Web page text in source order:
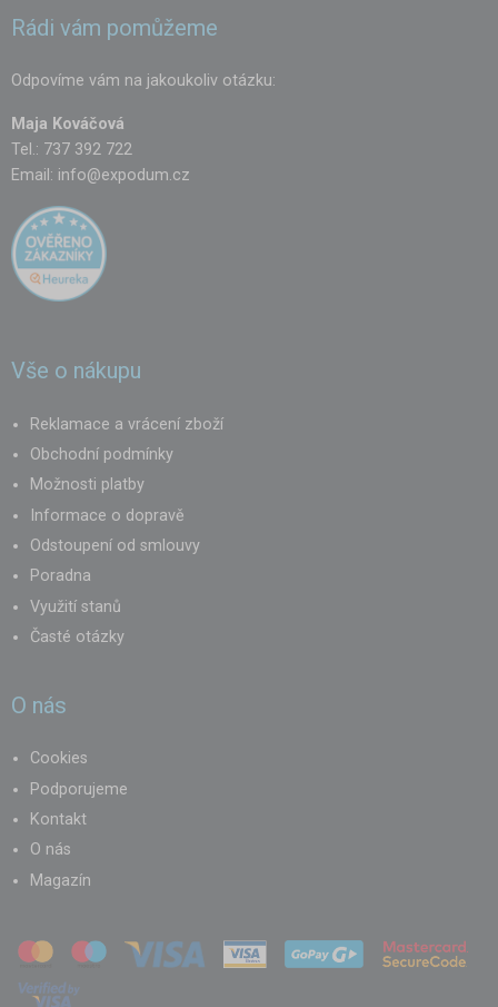
Rádi vám pomůžeme
Odpovíme vám na jakoukoliv otázku:
Maja Kováčová
Tel.: 737 392 722
Email: info@expodum.cz
Vše o nákupu
Reklamace a vrácení zboží
Obchodní podmínky
Možnosti platby
Informace o dopravě
Odstoupení od smlouvy
Poradna
Využití stanů
Časté otázky
O nás
Cookies
Podporujeme
Kontakt
O nás
Magazín